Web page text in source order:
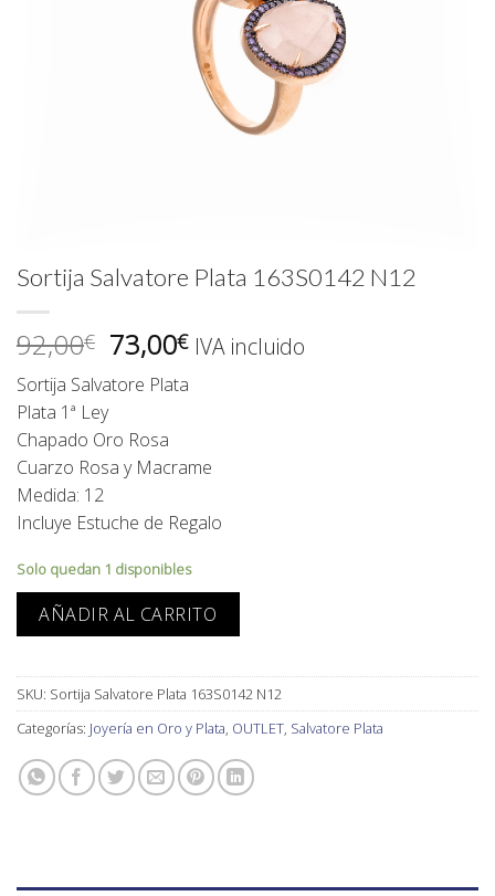
Sortija Salvatore Plata 163S0142 N12
92,00€ El
precio
original
era:
92,00€.
73,00€El
actual
IVA incluido
Sortija Salvatore Plata
Plata 1ª Ley
Chapado Oro Rosa
Cuarzo Rosa y Macrame
Medida: 12
Incluye Estuche de Regalo
Solo quedan 1 disponibles
AÑADIR AL CARRITO
SKU: Sortija Salvatore Plata 163S0142 N12
Categorías: Joyería en Oro y Plata, OUTLET, Salvatore Plata